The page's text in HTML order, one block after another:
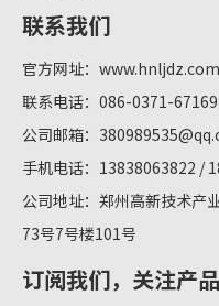
联系我们
官方网址： www.hnljdz.com
联系电话：086-0371-
公司邮箱：
手机电话：13838063822 /
公司地址：郑州高新技术产
73号7号楼101号
订阅我们，关注产